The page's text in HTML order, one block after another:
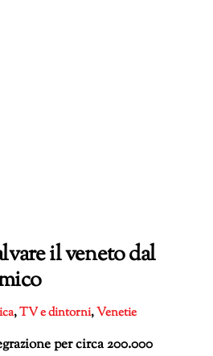
il veneto dal
,TV e dintorni,Venetie
per circa 200.000